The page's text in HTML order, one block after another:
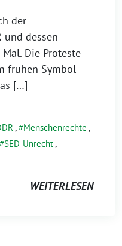
der
und dessen
Die Proteste
frühen Symbol
[…]
, Menschenrechte ,
SED-Unrecht,
WEITERLESEN